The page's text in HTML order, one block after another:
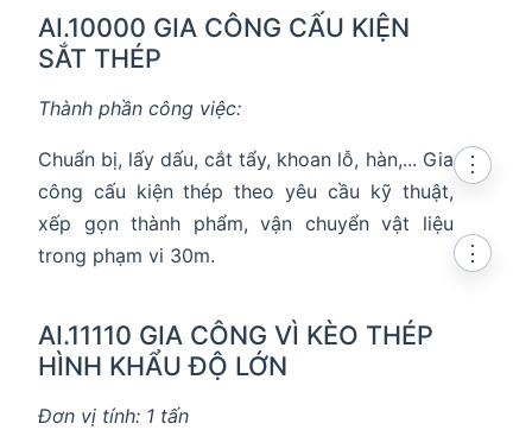
AI.10000 GIA CÔNG CẤU KIỆN
SẮT THÉP
Thành phần công việc:
Chuẩn bị, lấy dấu, cắt tẩy, khoan lỗ, hàn,... Gia
công cấu kiện thép theo yêu cầu kỹ thuật,
xếp gọn thành phẩm, vận chuyển vật liệu
trong phạm vi 30m.
⋮
AI.11110 GIA CÔNG VÌ KÈO THÉP
HÌNH KHẨU ĐỘ LỚN
⋮
Đơn vị tính: 1 tấn